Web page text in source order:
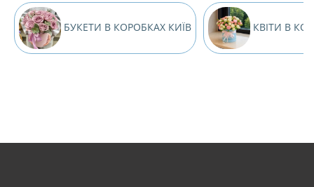
БУКЕТИ В КОРОБКАХ КИЇВ КВІТИ В